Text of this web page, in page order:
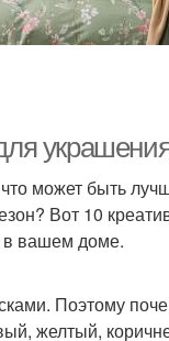
может быть
Вот 10
в вашем доме.
Поэтому
желтый,